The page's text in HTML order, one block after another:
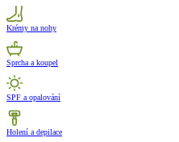
Krémy na nohy
Sprcha a koupel
SPF a opalování
Holení a depilace